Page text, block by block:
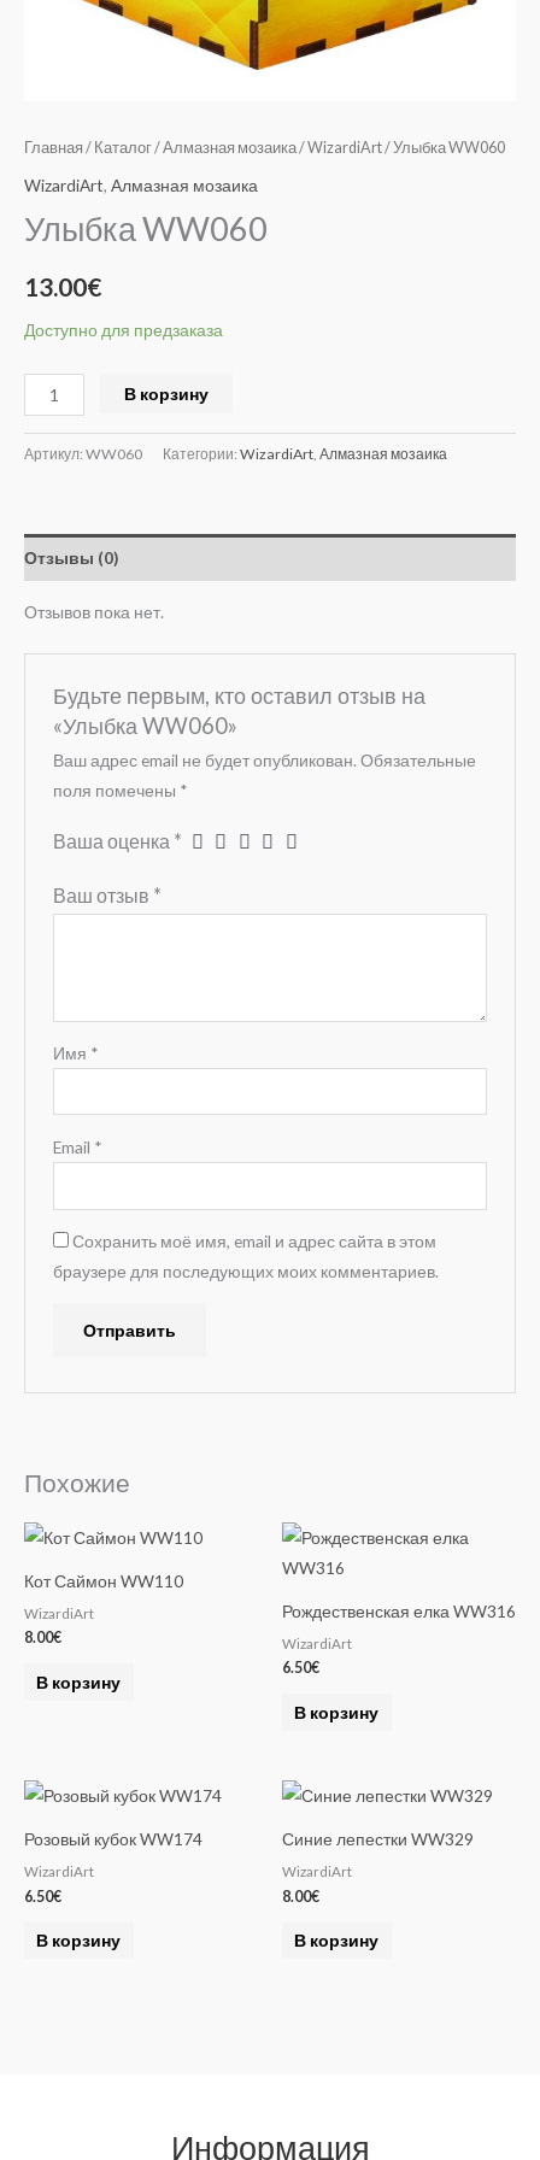
Главная / Каталог/Алмазная мозаика/WizardiArt/ Улыбка WW060
WizardiArt, Алмазная мозаика
Улыбка WW060
13.00€
Доступно для предзаказа
В корзину
Артикул: WW060 Категории: WizardiArt, Алмазная мозаика
Отзывы (0)
Отзывов пока нет.
Будьте первым, кто оставил отзыв на
«Улыбка WW060»
Ваш адрес email не будет опубликован. Обязательные
поля помечены *
Ваша оценка *
Ваш отзыв *
Имя *
Email *
Сохранить моё имя, email и адрес сайта в этом
браузере для последующих моих комментариев.
n
t
i
e
Похожие
Кот Саймон WW110
WizardiArt
8.00€
В корзину
Рождественская елка WW316
WizardiArt
6.50€
В корзину
Розовый кубок WW174
WizardiArt
6.50€
В корзину
Синие лепестки WW329
WizardiArt
8.00€
В корзину
Информация